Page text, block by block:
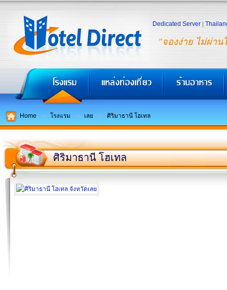
"จองง่าย ไม่ผ่าน
Dedicated Server
Home โรงแรม เลย ศิริมาธานี โฮเทล
ศิริมาธานี โฮเทล